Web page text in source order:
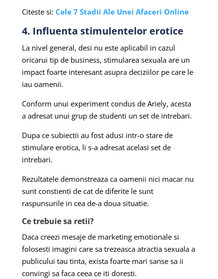
Citeste si: Cele 7 Stadii Ale Unei Afaceri Online
4. Influenta stimulentelor erotice
La nivel general, desi nu este aplicabil in cazul
oricarui tip de business, stimularea sexuala are un
impact foarte interesant asupra deciziilor pe care le
iau oamenii.
Conform unui experiment condus de Ariely, acesta
a adresat unui grup de studenti un set de intrebari.
Dupa ce subiectii au fost adusi intr-o stare de
stimulare erotica, li s-a adresat acelasi set de
intrebari.
Rezultatele demonstreaza ca oamenii nici macar nu
sunt constienti de cat de diferite le sunt
raspunsurile in cea de-a doua situatie.
Ce trebuie sa retii?
Daca creezi mesaje de marketing emotionale si
folosesti imagini care sa trezeasca atractia sexuala a
publicului tau tinta, exista foarte mari sanse sa ii
convingi sa faca ceea ce iti doresti.